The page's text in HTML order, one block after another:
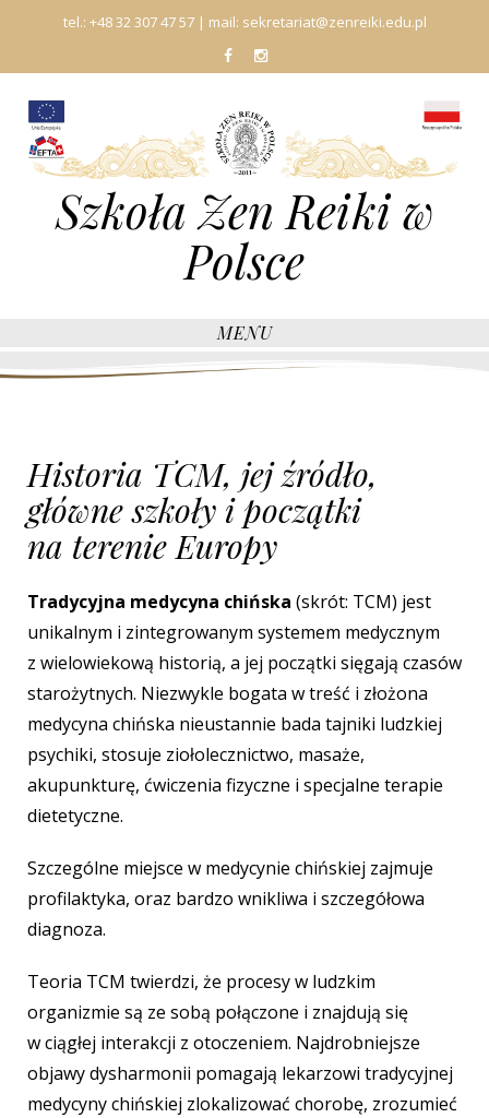
tel.: +48 32 307 47 57| mail: sekretariat@zenreiki.edu.pl
fb In
Szkoła Zen Reiki w
Polsce
MENU
Historia TCM, jej źródło,
główne szkoły i początki
na terenie Europy
Tradycyjna medycyna chińska (skrót: TCM) jest
unikalnym i zintegrowanym systemem medycznym
z wielowiekową historią, a jej początki sięgają czasów
starożytnych. Niezwykle bogata w treść i złożona
medycyna chińska nieustannie bada tajniki ludzkiej
psychiki, stosuje ziołolecznictwo, masaże,
akupunkturę, ćwiczenia fizyczne i specjalne terapie
dietetyczne.
Szczególne miejsce w medycynie chińskiej zajmuje
profilaktyka, oraz bardzo wnikliwa i szczegółowa
diagnoza.
Teoria TCM twierdzi, że procesy w ludzkim
organizmie są ze sobą połączone i znajdują się
w ciągłej interakcji z otoczeniem. Najdrobniejsze
objawy dysharmonii pomagają lekarzowi tradycyjnej
medycyny chińskiej zlokalizować chorobę, zrozumieć